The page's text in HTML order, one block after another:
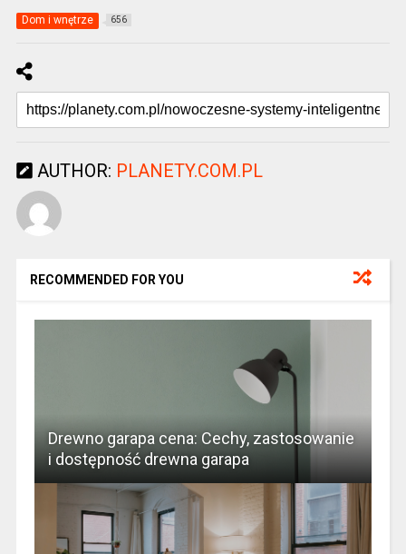
Dom i wnętrze 656
AUTHOR: PLANETY.COM.PL
RECOMMENDED FOR YOU
Drewno garapa cena: Cechy, zastosowanie
i dostępność drewna garapa